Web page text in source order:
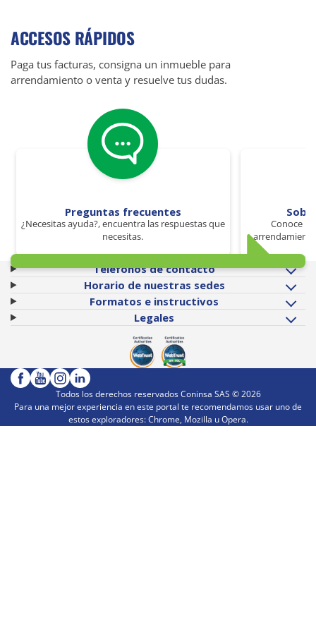
ACCESOS RÁPIDOS
Paga tus facturas, consigna un inmueble para
arrendamiento o venta y resuelve tus dudas.
Preguntas frecuentes
¿Necesitas ayuda?, encuentra las respuestas que
necesitas.
Conoce
Teléfonos de contacto
Horario de nuestras sedes
Formatos e instructivos
Legales
Todos los derechos reservados Coninsa SAS ©2026
Para una mejor experiencia en este portal te recomendamos usar uno de
estos exploradores: Chrome, Mozilla u Opera.